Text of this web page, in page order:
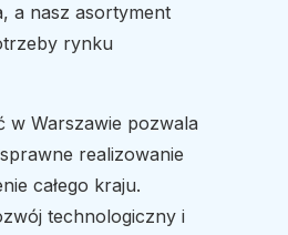
a nasz asortyment
rynku
w Warszawie pozwala
realizowanie
całego kraju.
technologiczny i